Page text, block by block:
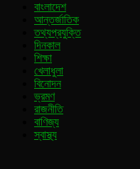
বাংলাদেশ
আন্তর্জাতিক
তথ্যপ্রযুক্তি
দিনকাল
শিক্ষা
খেলাধুলা
বিনোদন
ভ্রমণ
রাজনীতি
বাণিজ্য
স্বাস্থ্য